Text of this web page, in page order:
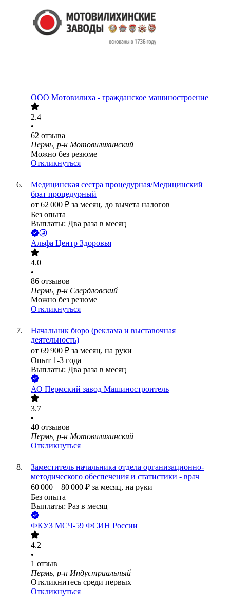
ООО Мотовилиха - гражданское машиностроение
2.4
•
62 отзыва
Пермь, р-н Мотовилихинский
Можно без резюме
Откликнуться
Медицинская сестра процедурная/Медицинский
брат процедурный
от 62 000 ₽ за месяц, до вычета налогов
Без опыта
Выплаты: Два раза в месяц
Альфа Центр Здоровья
4.0
•
86 отзывов
Пермь, р-н Свердловский
Можно без резюме
Откликнуться
Начальник бюро (реклама и выставочная
деятельность)
от 69 900 ₽ за месяц, на руки
Опыт 1-3 года
Выплаты: Два раза в месяц
АО Пермский завод Машиностроитель
3.7
•
40 отзывов
Пермь, р-н Мотовилихинский
Откликнуться
Заместитель начальника отдела организационно-
методического обеспечения и статистики - врач
60 000 – 80 000 ₽ за месяц, на руки
Без опыта
Выплаты: Раз в месяц
ФКУЗ МСЧ-59 ФСИН России
4.2
•
1 отзыв
Пермь, р-н Индустриальный
Откликнитесь среди первых
Откликнуться